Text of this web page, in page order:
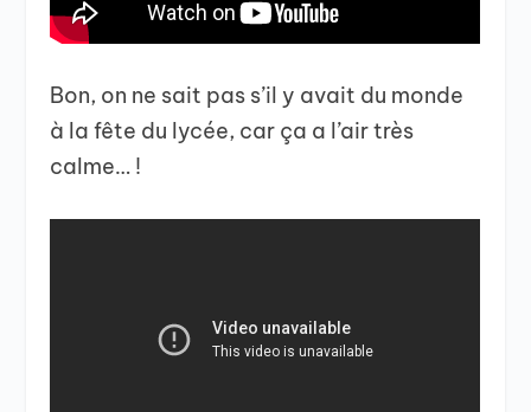
Bon, on ne sait pas s’il y avait du monde
à la fête du lycée, car ça a l’air très
calme… !